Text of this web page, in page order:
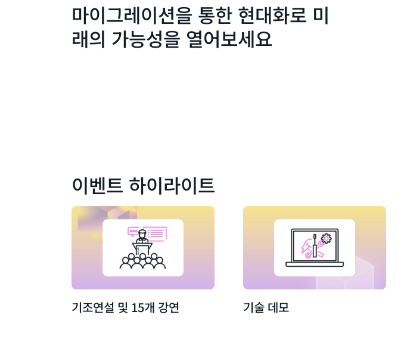
마이그레이션을 통한 현대화로 미
래의 가능성을 열어보세요
이벤트 하이라이트
기조연설 및 15개 강연 기술 데모